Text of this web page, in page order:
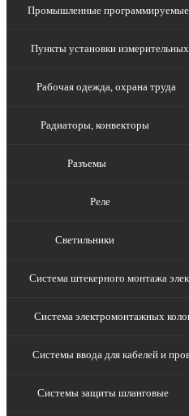
Промышленные программируемые
Пункты установки
Рабочая одежда, охрана труда
Радиаторы, конвекторы
Разъемы
Реле
Светильники
Система штекерного монтажа
Система электромонтажных
Системы ввода для кабелей и
Системы защиты шланговые